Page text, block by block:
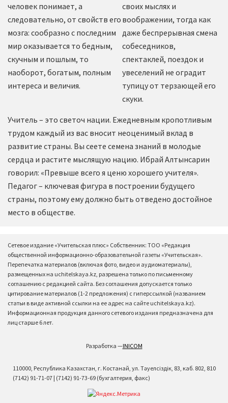
человек понимает, а
следовательно, от свойств его
мозга: сообразно с последним
мир оказывается то бедным,
скучным и пошлым, то
наоборот, богатым, полным
интереса и величия.
своих мыслях и
воображении, тогда как
даже беспрерывная смена
собеседников,
спектаклей, поездок и
увеселений не оградит
тупицу от терзающей его
скуки.
Учитель – это светоч нации. Ежедневным кропотливым
трудом каждый из вас вносит неоценимый вклад в
развитие страны. Вы сеете семена знаний в молодые
сердца и растите мыслящую нацию. Ибрай Алтынсарин
говорил: «Превыше всего я ценю хорошего учителя».
Педагог – ключевая фигура в построении будущего
страны, поэтому ему должно быть отведено достойное
место в обществе.
Сетевое издание «Учительская плюс» Собственник: ТОО «Редакция
общественной информационно-образовательной газеты «Учительская».
Перепечатка материалов (включая фото, видео и аудиоматериалы),
размещенных на uchitelskaya.kz, разрешена только по письменному
соглашению с редакцией сайта. Без соглашения допускается только
цитирование материалов (1-2 предложения) с гиперссылкой (названием
статьи в виде активной ссылки на ее адрес на сайте uchitelskaya.kz).
Информационная продукция данного сетевого издания предназначена для
лиц старше 6 лет.
Разработка —INICOM
110000, Республика Казахстан, г. Костанай, ул. Тәуелсіздік, 83, каб. 802, 810
(7142) 91-71-07 | (7142) 91-73-69 (бухгалтерия, факс)